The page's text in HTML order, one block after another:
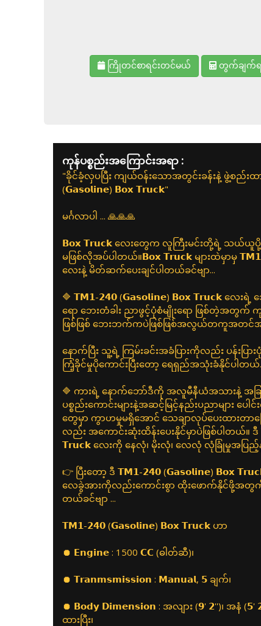
ကြိုတင်စာရင်းတင်မယ် တွက်ချက်
ကုန်ပစ္စည်းအကြောင်းအရာ :
"ခိုင်ခံ့လှပပြီး ကျယ်ဝန်းသောအတွင်းခန်းနဲ့ ဖွဲ့စည်
(𝗚𝗮𝘀𝗼𝗹𝗶𝗻𝗲) 𝗕𝗼𝘅 𝗧𝗿𝘂𝗰𝗸"
မင်္ဂလာပါ ... 🙏🙏🙏
𝗕𝗼𝘅 𝗧𝗿𝘂𝗰𝗸 လေးတွေက လူကြီးမင်းတို့ရဲ့ သယ်ယူပို့
မဖြစ်လိုအပ်ပါတယ်။𝗕𝗼𝘅 𝗧𝗿𝘂𝗰𝗸 များထဲမှာမှ
လေးနဲ့ မိတ်ဆက်ပေးချင်ပါတယ်ခင်ဗျာ...
🔷 𝗧𝗠𝟭-𝟮𝟰𝟬 (𝗚𝗮𝘀𝗼𝗹𝗶𝗻𝗲) 𝗕𝗼𝘅 𝗧𝗿𝘂𝗰𝗸 လေ
ရော ဘေးတံခါး ညာဖွင့်ပုံစံမျိုးရော ဖြစ်တဲ့အတွက်
ဖြစ်ဖြစ် ဘေးဘက်ကပဲဖြစ်ဖြစ်အလွယ်တကူအတင်အ
နောက်ပြီး သူ့ရဲ့ ကြမ်းခင်းအခံပြားကိုလည်း ပန်းပြ
ကြံ့ခိုင်မှုပိုကောင်းပြီးတော့ ရေရှည်အသုံးခံနိုင်ပါတယ်
🔷 ကားရဲ့ နောက်ဘော်ဒီကို အလူမီနီယံအသားနဲ့ အခြ
ပစ္စည်းကောင်းများနဲ့အဆင့်မြင့်နည်းပညာများ ပေါ
တွေမှာ ကွာဟမှုမရှိအောင် သေချာလုပ်ပေးထားတာ
လည်း အကောင်းဆုံးထိန်းပေးနိုင်မှာပဲဖြစ်ပါတယ်။ ဒီ
𝗧𝗿𝘂𝗰𝗸 လေးကို နေလုံ၊ မိုးလုံ၊ လေလုံ လုံခြုံမှုအပြည့်
👉 ပြီးတော့ ဒီ 𝗧𝗠𝟭-𝟮𝟰𝟬 (𝗚𝗮𝘀𝗼𝗹𝗶𝗻𝗲) 𝗕𝗼𝘅
လေခွဲအားကိုလည်းကောင်းစွာ ထိုးဖောက်နိုင်ဖို့အတွ
တယ်ခင်ဗျာ ...
𝗧𝗠𝟭-𝟮𝟰𝟬 (𝗚𝗮𝘀𝗼𝗹𝗶𝗻𝗲) 𝗕𝗼𝘅 𝗧𝗿𝘂𝗰𝗸 ဟာ
⏺ 𝗘𝗻𝗴𝗶𝗻𝗲 : 1500 𝗖𝗖 (ဓါတ်ဆီ)၊
⏺ 𝗧𝗿𝗮𝗻𝗺𝘀𝗺𝗶𝘀𝘀𝗶𝗼𝗻 : 𝗠𝗮𝗻𝘂𝗮𝗹, 𝟱 ချက်၊
⏺ 𝗕𝗼𝗱𝘆 𝗗𝗶𝗺𝗲𝗻𝘀𝗶𝗼𝗻 : အလျား (𝟵' 𝟮'')၊ အနံ
ထားပြီး၊